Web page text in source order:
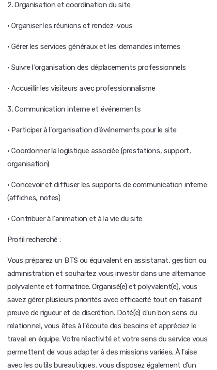
2. Organisation et coordination du site
· Organiser les réunions et rendez-vous
· Gérer les services généraux et les demandes internes
· Suivre l'organisation des déplacements professionnels
· Accueillir les visiteurs avec professionnalisme
3. Communication interne et événements
· Participer à l'organisation d'événements pour le site
· Coordonner la logistique associée (prestations, support,
organisation)
· Concevoir et diffuser les supports de communication interne
(affiches, notes)
· Contribuer à l'animation et à la vie du site
Profil recherché :
Vous préparez un BTS ou équivalent en assistanat, gestion ou
administration et souhaitez vous investir dans une alternance
polyvalente et formatrice. Organisé(e) et polyvalent(e), vous
savez gérer plusieurs priorités avec efficacité tout en faisant
preuve de rigueur et de discrétion. Doté(e) d'un bon sens du
relationnel, vous êtes à l'écoute des besoins et appréciez le
travail en équipe. Votre réactivité et votre sens du service vous
permettent de vous adapter à des missions variées. À l'aise
avec les outils bureautiques, vous disposez également d'un